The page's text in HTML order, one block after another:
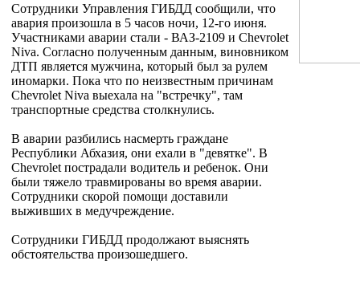
Сотрудники Управления ГИБДД сообщили, что
авария произошла в 5 часов ночи, 12-го июня.
Участниками аварии стали - ВАЗ-2109 и Chevrolet
Niva. Согласно полученным данным, виновником
ДТП является мужчина, который был за рулем
иномарки. Пока что по неизвестным причинам
Chevrolet Niva выехала на "встречку", там
транспортные средства столкнулись.
В аварии разбились насмерть граждане
Республики Абхазия, они ехали в "девятке". В
Chevrolet пострадали водитель и ребенок. Они
были тяжело травмированы во время аварии.
Сотрудники скорой помощи доставили
выживших в медучреждение.
Сотрудники ГИБДД продолжают выяснять
обстоятельства произошедшего.